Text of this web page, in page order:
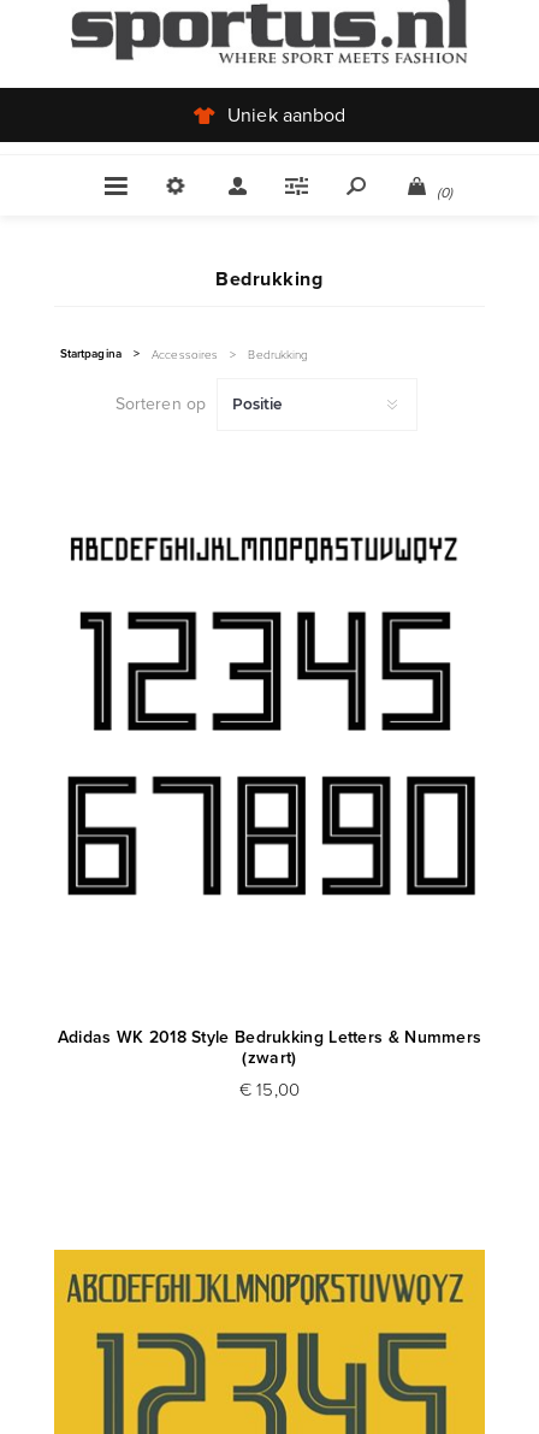
Uniek aanbod
(0)
Startpagina > Accessoires > Bedrukking
Bedrukking
Sorteren op
Adidas WK 2018 Style Bedrukking Letters & Nummers
(zwart)
€ 15,00